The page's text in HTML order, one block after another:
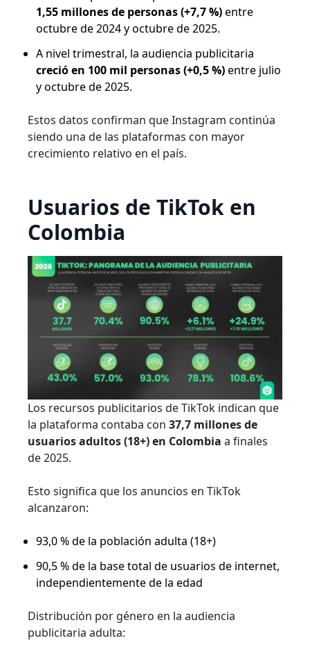
1,55 millones de personas (+7,7 %)entre
octubre de 2024 y octubre de 2025.
A nivel trimestral, la audiencia publicitaria
creció en 100 mil personas (+0,5 %)entre julio
y octubre de 2025.
Estos datos confirman que Instagram continúa
siendo una de las plataformas con mayor
crecimiento relativo en el país.
Usuarios de TikTok en
Colombia
Los recursos publicitarios de TikTok indican que
la plataforma contaba con 37,7 millones de
usuarios adultos (18+) en Colombia a finales
de 2025.
Esto significa que los anuncios en TikTok
alcanzaron:
93,0 % de la población adulta (18+)
90,5 % de la base total de usuarios de internet,
independientemente de la edad
Distribución por género en la audiencia
publicitaria adulta: